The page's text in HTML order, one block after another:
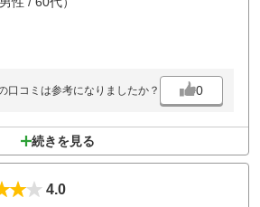
口コミは参考になりましたか？ 0
続きを見る
4.0